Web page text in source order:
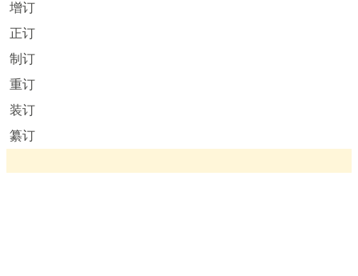
增订
正订
制订
重订
装订
纂订